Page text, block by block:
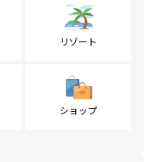
リゾート
ショップ